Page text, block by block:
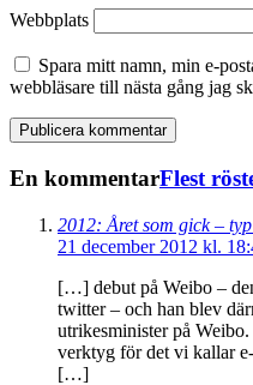
Webbplats
Spara mitt namn, min e-
webbläsare till nästa gång jag
En kommentarFlest
2012: Året som gick –
21 december 2012 kl.
[…] debut på Weibo –
twitter – och han blev
utrikesminister på
verktyg för det vi kallar
[…]